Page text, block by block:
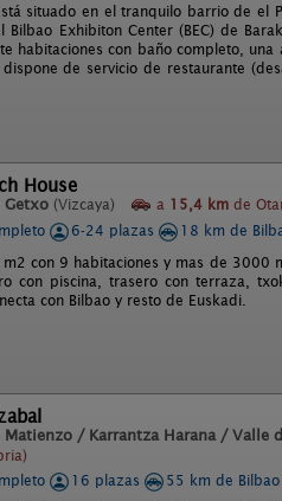
situado en el tranquilo barrio de el
Bilbao Exhibiton Center (BEC) de
habitaciones con baño completo,
de servicio de restaurante
House
Getxo (Vizcaya) a 15,4 km de
6-24 plazas 18 km de
con 9 habitaciones y mas de 3000
con piscina, trasero con terraza,
con Bilbao y resto de Euskadi.
Matienzo / Karrantza Harana / Valle
16 plazas 55 km de Bilbao